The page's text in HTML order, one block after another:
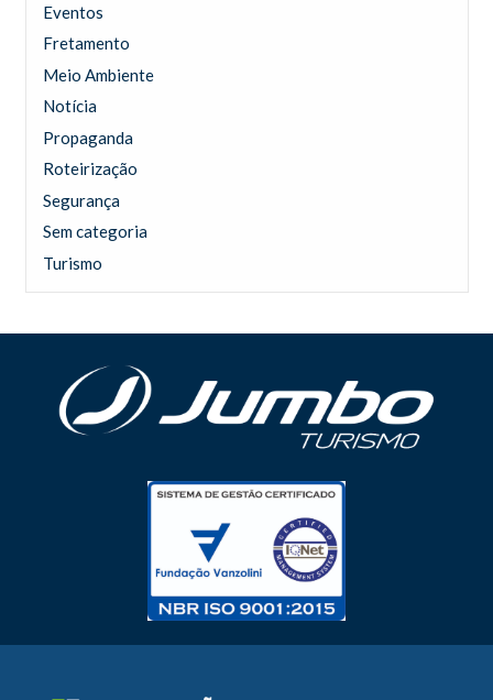
Eventos
Fretamento
Meio Ambiente
Notícia
Propaganda
Roteirização
Segurança
Sem categoria
Turismo